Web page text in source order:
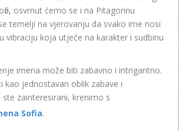
osvrnut ćemo se i na Pitagorinu
temelji na vjerovanju da svako ime nosi
vibraciju koja utječe na karakter i sudbinu
imena može biti zabavno i intrigantno.
kao jednostavan oblik zabave i
zainteresirani, krenimo s
Sofia.